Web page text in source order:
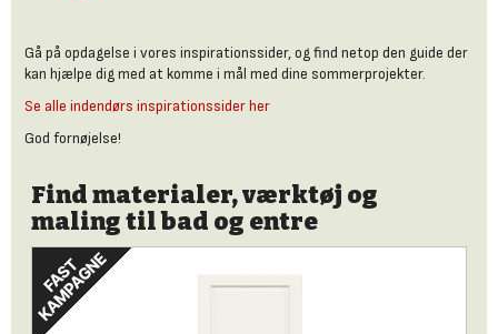
Gå på opdagelse i vores inspirationssider, og find netop den guide der
kan hjælpe dig med at komme i mål med dine sommerprojekter.
Se alle indendørs inspirationssider her
God fornøjelse!
Find materialer, værktøj og
maling til bad og entre